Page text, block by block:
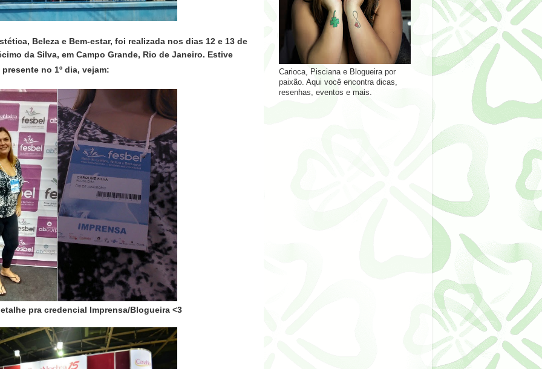
Beleza e Bem-estar, foi realizada nos dias 12 e 13 de
da Silva, em Campo Grande, Rio de Janeiro. Estive
presente no 1º dia, vejam:
pra credencial Imprensa/Blogueira <3
Carioca, Pisciana e Blogueira por
paixão. Aqui você encontra dicas,
resenhas, eventos e mais.